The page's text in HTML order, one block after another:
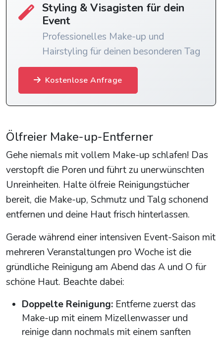
Styling & Visagisten für dein
Event
Professionelles Make-up und
Hairstyling für deinen besonderen Tag
Kostenlose Anfrage
Ölfreier Make-up-Entferner
Gehe niemals mit vollem Make-up schlafen! Das
verstopft die Poren und führt zu unerwünschten
Unreinheiten. Halte ölfreie Reinigungstücher
bereit, die Make-up, Schmutz und Talg schonend
entfernen und deine Haut frisch hinterlassen.
Gerade während einer intensiven Event-Saison mit
mehreren Veranstaltungen pro Woche ist die
gründliche Reinigung am Abend das A und O für
schöne Haut. Beachte dabei:
Doppelte Reinigung: Entferne zuerst das
Make-up mit einem Mizellenwasser und
reinige dann nochmals mit einem sanften